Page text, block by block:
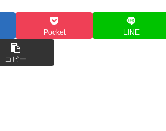
Pocket LINE
コピー